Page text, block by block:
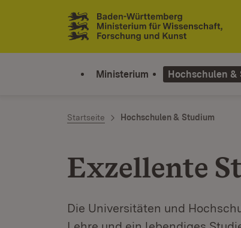
Zum Inhalt springen
Link zur Startseite
Ministerium Hochschulen &
Startseite Hochschulen & Studium
Exzellente
Die Universitäten und